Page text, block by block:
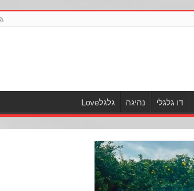
דו גלגלי נהיגה גלגלLove